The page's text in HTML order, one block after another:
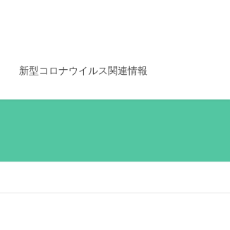
新型コロナウイルス関連情報